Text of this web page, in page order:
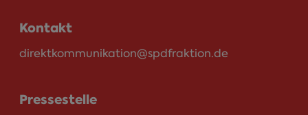
Kontakt
direktkommunikation@spdfraktion.de
Pressestelle